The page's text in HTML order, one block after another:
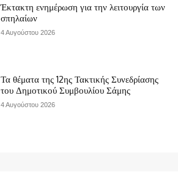
Έκτακτη ενημέρωση για την λειτουργία των
σπηλαίων
4 Αυγούστου 2026
Τα θέματα της 12ης Τακτικής Συνεδρίασης
του Δημοτικού Συμβουλίου Σάμης
4 Αυγούστου 2026